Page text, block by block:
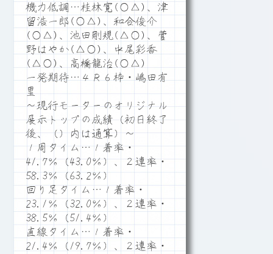
機力低調…桂林寛(○△)、津
留浩一郎(○△)、和合俊介
(○△)、池田剛規(△○)、菅
野はやか(△○)、中尾彩香
(△○)、高橋龍治(○△)
一発期待…４Ｒ６枠・嶋田有
里
～現行モーターのオリジナル
展示トップの成績（初日終了
後、（）内は通算）～
１周タイム…１着率・
41.7％（43.0％）、２連率・
58.3％（63.2％）
回り足タイム…１着率・
23.1％（32.0％）、２連率・
38.5％（51.4％）
直線タイム…１着率・
21.4％（19.7％）、２連率・